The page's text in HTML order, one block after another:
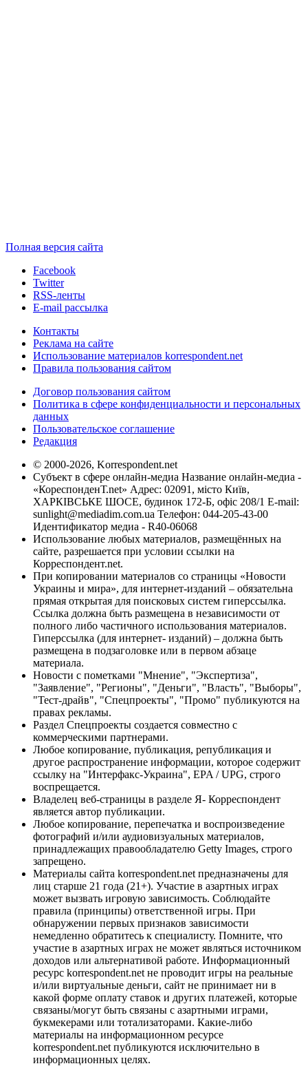
Полная версия сайта
Facebook
Twitter
RSS-ленты
E-mail рассылка
Контакты
Реклама на сайте
Использование материалов korrespondent.net
Правила пользования сайтом
Договор пользования сайтом
Политика в сфере конфиденциальности и персональных
данных
Пользовательское соглашение
Редакция
© 2000-2026, Korrespondent.net
Субъект в сфере онлайн-медиа Название онлайн-медиа -
«КореспонденТ.net» Адрес: 02091, місто Київ,
ХАРКІВСЬКЕ ШОСЕ, будинок 172-Б, офіс 208/1 E-mail:
sunlight@mediadim.com.ua Телефон: 044-205-43-00
Идентификатор медиа - R40-06068
Использование любых материалов, размещённых на
сайте, разрешается при условии ссылки на
Корреспондент.net.
При копировании материалов со страницы «Новости
Украины и мира», для интернет-изданий – обязательна
прямая открытая для поисковых систем гиперссылка.
Ссылка должна быть размещена в независимости от
полного либо частичного использования материалов.
Гиперссылка (для интернет- изданий) – должна быть
размещена в подзаголовке или в первом абзаце
материала.
Новости с пометками "Мнение", "Экспертиза",
"Заявление", "Регионы", "Деньги", "Власть", "Выборы",
"Тест-драйв", "Спецпроекты", "Промо" публикуются на
правах рекламы.
Раздел Спецпроекты создается совместно с
коммерческими партнерами.
Любое копирование, публикация, републикация и
другое распространение информации, которое содержит
ссылку на "Интерфакс-Украина", EPA / UPG, строго
воспрещается.
Владелец веб-страницы в разделе Я- Корреспондент
является автор публикации.
Любое копирование, перепечатка и воспроизведение
фотографий и/или аудиовизуальных материалов,
принадлежащих правообладателю Getty Images, строго
запрещено.
Материалы сайта korrespondent.net предназначены для
лиц старше 21 года (21+). Участие в азартных играх
может вызвать игровую зависимость. Соблюдайте
правила (принципы) ответственной игры. При
обнаружении первых признаков зависимости
немедленно обратитесь к специалисту. Помните, что
участие в азартных играх не может являться источником
доходов или альтернативой работе. Информационный
ресурс korrespondent.net не проводит игры на реальные
и/или виртуальные деньги, сайт не принимает ни в
какой форме оплату ставок и других платежей, которые
связаны/могут быть связаны с азартными играми,
букмекерами или тотализаторами. Какие-либо
материалы на информационном ресурсе
korrespondent.net публикуются исключительно в
информационных целях.